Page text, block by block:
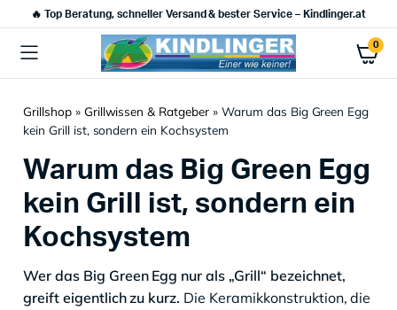
🔥 Top Beratung, schneller Versand & bester Service – Kindlinger.at
0
Grillshop» Grillwissen & Ratgeber » Warum das Big Green Egg
kein Grill ist, sondern ein Kochsystem
Warum das Big Green Egg
kein Grill ist, sondern ein
Kochsystem
Wer das Big Green Egg nur als „Grill“ bezeichnet,
greift eigentlich zu kurz. Die Keramikkonstruktion, die